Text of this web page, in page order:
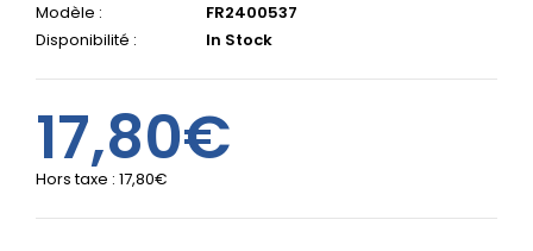
Modèle :
FR2400537
Disponibilité :
In Stock
17,80€
Hors taxe : 17,80€